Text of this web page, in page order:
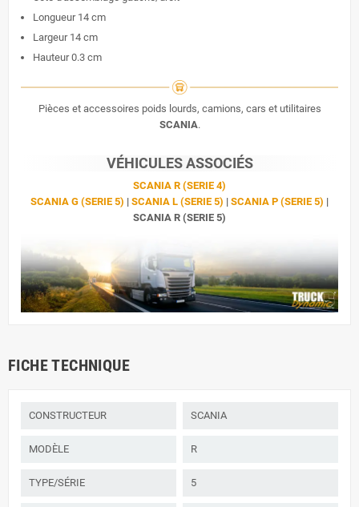
Longueur 14 cm
Largeur 14 cm
Hauteur 0.3 cm
Pièces et accessoires poids lourds, camions, cars et utilitaires
SCANIA.
VÉHICULES ASSOCIÉS
SCANIA R (SERIE 4)
SCANIA G (SERIE 5) | SCANIA L (SERIE 5) | SCANIA P (SERIE 5) |
SCANIA R (SERIE 5)
FICHE TECHNIQUE
CONSTRUCTEUR SCANIA
MODÈLE R
TYPE/SÉRIE 5